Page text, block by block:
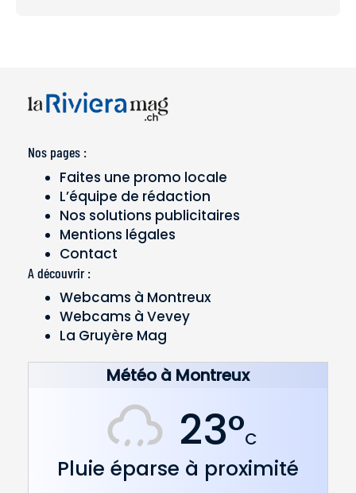
Nos pages :
Faites une promo locale
L’équipe de rédaction
Nos solutions publicitaires
Mentions légales
Contact
A découvrir :
Webcams à Montreux
Webcams à Vevey
La Gruyère Mag
Météo à Montreux
23°C
Pluie éparse à proximité